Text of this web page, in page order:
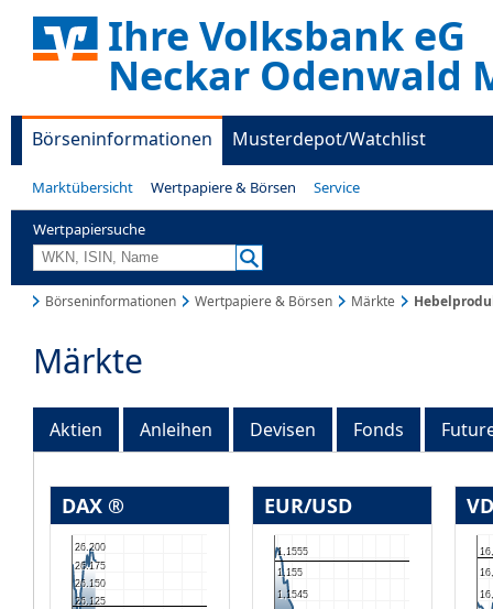
Ihre Volksbank eG
Neckar Odenwald
Börseninformationen Musterdepot/Watchlist
Marktübersicht Wertpapiere & Börsen Service
Wertpapiersuche
Börseninformationen Wertpapiere & Börsen Märkte
Märkte
Aktien Anleihen Devisen Fonds
DAX ®
26.125
26.150
26.175
26.200
EUR/USD
1,1545
1,155
1,1555